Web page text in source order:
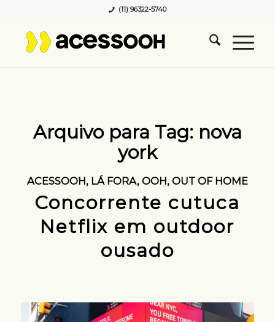
(11) 96322-5740
Arquivo para Tag: nova
york
ACESSOOH, LÁ FORA, OOH, OUT OF HOME
Concorrente cutuca
Netflix em outdoor
ousado